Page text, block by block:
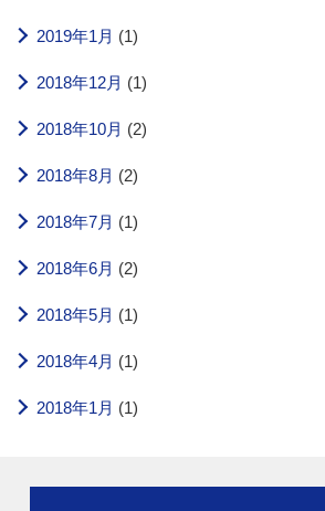
2019年1月 (1)
2018年12月 (1)
2018年10月 (2)
2018年8月 (2)
2018年7月 (1)
2018年6月 (2)
2018年5月 (1)
2018年4月 (1)
2018年1月 (1)